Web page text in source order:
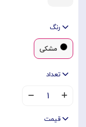
رنگ
مشکی
تعداد
۱
قیمت